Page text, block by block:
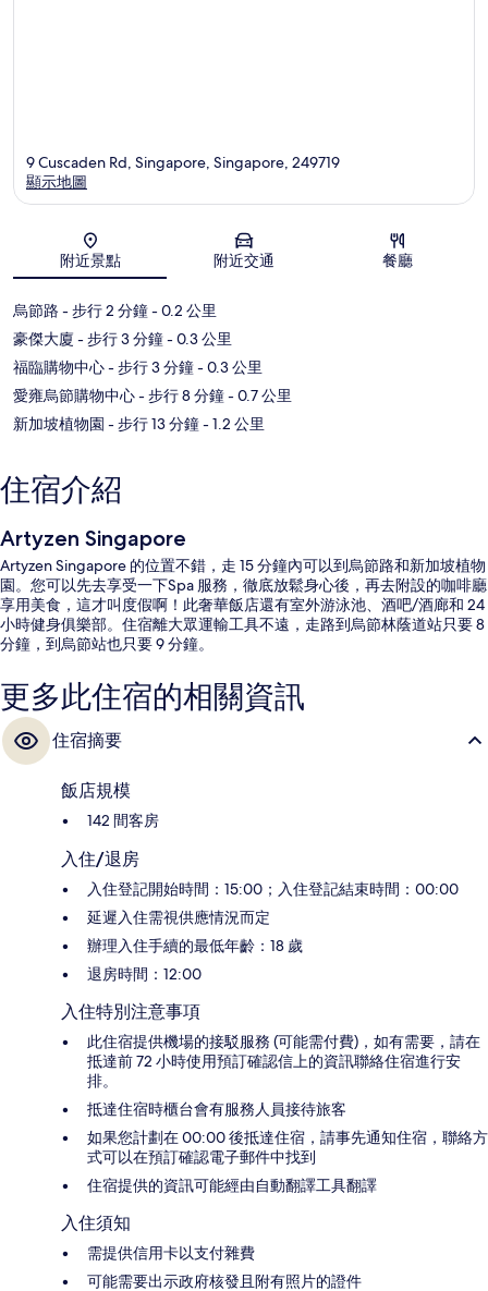
地圖
9 Cuscaden Rd, Singapore, Singapore, 249719
顯示地圖
附近景點 附近交通 餐廳
烏節路 - 步行 2 分鐘- 0.2 公里
豪傑大廈 - 步行 3 分鐘- 0.3 公里
福臨購物中心- 步行 3 分鐘- 0.3 公里
愛雍烏節購物中心- 步行 8 分鐘- 0.7 公里
新加坡植物園 - 步行 13 分鐘- 1.2 公里
住宿介紹
Artyzen Singapore
Artyzen Singapore 的位置不錯，走 15 分鐘內可以到烏節路和新加坡植物
園。您可以先去享受一下Spa 服務，徹底放鬆身心後，再去附設的咖啡廳
享用美食，這才叫度假啊！此奢華飯店還有室外游泳池、酒吧/酒廊和 24
小時健身俱樂部。住宿離大眾運輸工具不遠，走路到烏節林蔭道站只要 8
分鐘，到烏節站也只要 9 分鐘。
更多此住宿的相關資訊
住宿摘要
飯店規模
142 間客房
入住/退房
入住登記開始時間：15:00；入住登記結束時間：00:00
延遲入住需視供應情況而定
辦理入住手續的最低年齡：18 歲
退房時間：12:00
入住特別注意事項
此住宿提供機場的接駁服務 (可能需付費)，如有需要，請在
抵達前 72 小時使用預訂確認信上的資訊聯絡住宿進行安
排。
抵達住宿時櫃台會有服務人員接待旅客
如果您計劃在 00:00 後抵達住宿，請事先通知住宿，聯絡方
式可以在預訂確認電子郵件中找到
住宿提供的資訊可能經由自動翻譯工具翻譯
入住須知
需提供信用卡以支付雜費
可能需要出示政府核發且附有照片的證件